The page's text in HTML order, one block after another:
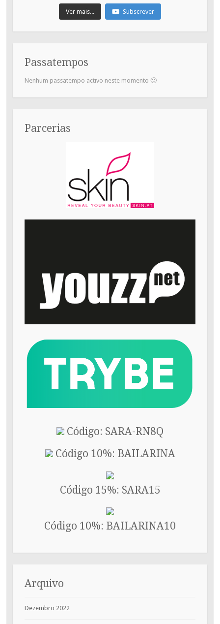
Ver mais... Subscrever
Passatempos
Nenhum passatempo activo neste momento 🙂
Parcerias
Código: SARA-RN8Q
Código 10%: BAILARINA
Código 15%: SARA15
Código 10%: BAILARINA10
Arquivo
Dezembro 2022